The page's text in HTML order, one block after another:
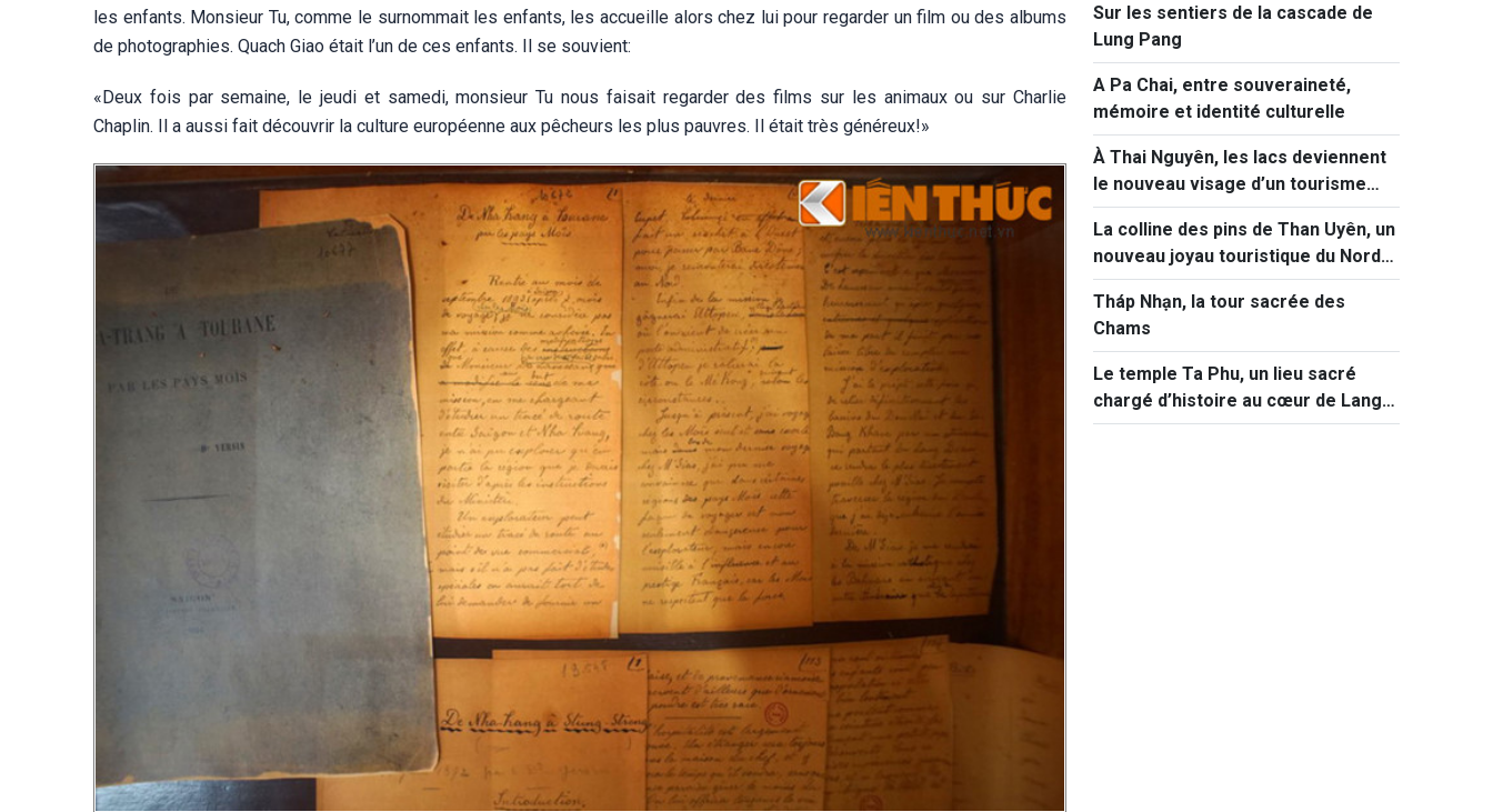
les enfants. Monsieur Tu, comme le surnommait les enfants, les accueille alors chez lui pour regarder un film ou des albums
de photographies. Quach Giao était l’un de ces enfants. Il se souvient:
«Deux fois par semaine, le jeudi et samedi, monsieur Tu nous faisait regarder des films sur les animaux ou sur Charlie
Chaplin. Il a aussi fait découvrir la culture européenne aux pêcheurs les plus pauvres. Il était très généreux!»
Sur les sentiers de la cascade de
Lung Pang
A Pa Chai, entre souveraineté,
mémoire et identité culturelle
À Thai Nguyên, les lacs deviennent
le nouveau visage d’un tourisme
vert et immersif
La colline des pins de Than Uyên, un
nouveau joyau touristique du Nord-
Ouest
Tháp Nhạn, la tour sacrée des
Chams
Le temple Ta Phu, un lieu sacré
chargé d’histoire au cœur de Lang
Son